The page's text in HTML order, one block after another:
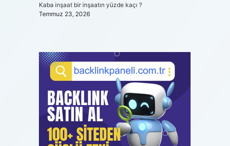
Kaba inşaat bir inşaatın yüzde kaçı ?
Temmuz 23, 2026